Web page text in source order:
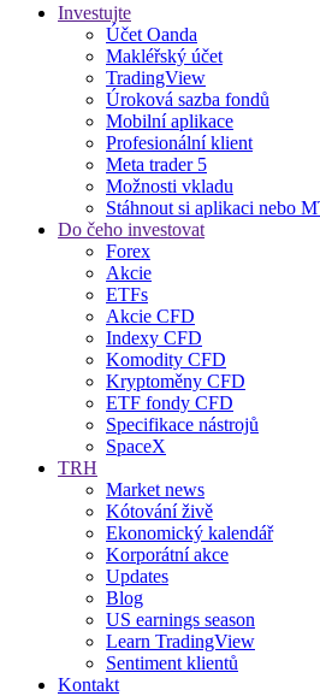
Investujte
Účet Oanda
Makléřský účet
TradingView
Úroková sazba fondů
Mobilní aplikace
Profesionální klient
Meta trader 5
Možnosti vkladu
Stáhnout si aplikaci nebo
Do čeho investovat
Forex
Akcie
ETFs
Akcie CFD
Indexy CFD
Komodity CFD
Kryptoměny CFD
ETF fondy CFD
Specifikace nástrojů
SpaceX
TRH
Market news
Kótování živě
Ekonomický kalendář
Korporátní akce
Updates
Blog
US earnings season
Learn TradingView
Sentiment klientů
Kontakt